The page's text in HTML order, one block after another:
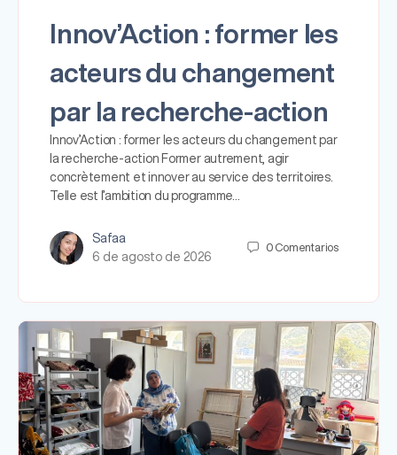
Innov’Action : former les
acteurs du changement
par la recherche-action
Innov’Action : former les acteurs du changement par
la recherche-action Former autrement, agir
concrètement et innover au service des territoires.
Telle est l’ambition du programme…
Safaa
6 de agosto de 2026
0 Comentarios